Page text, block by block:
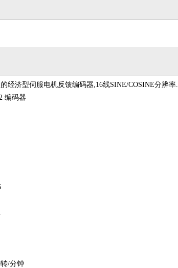
经济型伺服电机反馈编码器,16线SINE/COSINE分辨率.
编码器
/分钟